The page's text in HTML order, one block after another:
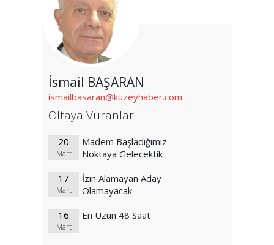
İsmail BAŞARAN
ismailbasaran@kuzeyhaber.com
Oltaya Vuranlar
20
Mart
Madem Başladığımız
Noktaya Gelecektik
17
Mart
İzin Alamayan Aday
Olamayacak
16
Mart
En Uzun 48 Saat